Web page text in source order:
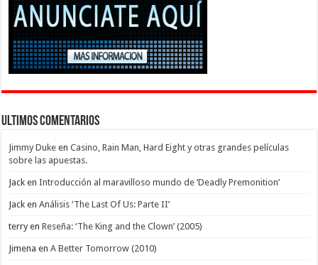
Ultimos Comentarios
Jimmy Duke enCasino, Rain Man, Hard Eight y otras grandes películas
sobre las apuestas.
Jack enIntroducción al maravilloso mundo de ‘Deadly Premonition’
Jack enAnálisis ‘The Last Of Us: Parte II’
terryenReseña: ‘The King and the Clown’ (2005)
Jimena enA Better Tomorrow (2010)